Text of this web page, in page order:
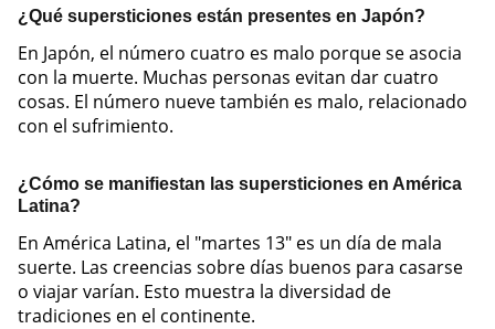
¿Qué supersticiones están presentes en Japón?
En Japón, el número cuatro es malo porque se asocia
con la muerte. Muchas personas evitan dar cuatro
cosas. El número nueve también es malo, relacionado
con el sufrimiento.
¿Cómo se manifiestan las supersticiones en América
Latina?
En América Latina, el "martes 13" es un día de mala
suerte. Las creencias sobre días buenos para casarse
o viajar varían. Esto muestra la diversidad de
tradiciones en el continente.